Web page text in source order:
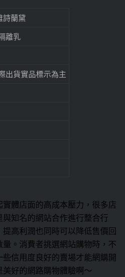
詩蘭黛
離乳
出貨實品標示為主
體店面的高成本壓力，很多店
知名的網站合作進行整合行
高利潤也同時可以降低售價回
。消費者挑選網站購物時，不
信用度良好的賣場才能網購開
好的網路購物體驗啊～